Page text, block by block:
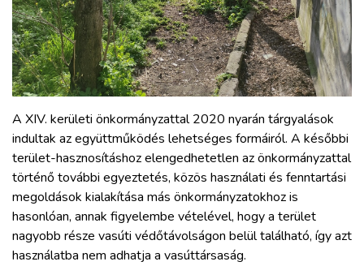
A XIV. kerületi önkormányzattal 2020 nyarán tárgyalások
indultak az együttműködés lehetséges formáiról. A későbbi
terület-hasznosításhoz elengedhetetlen az önkormányzattal
történő további egyeztetés, közös használati és fenntartási
megoldások kialakítása más önkormányzatokhoz is
hasonlóan, annak figyelembe vételével, hogy a terület
nagyobb része vasúti védőtávolságon belül található, így azt
használatba nem adhatja a vasúttársaság.